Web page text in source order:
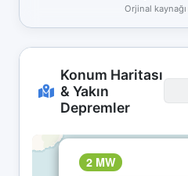
Orjinal
Konum Haritası
& Yakın
Depremler
2 MW